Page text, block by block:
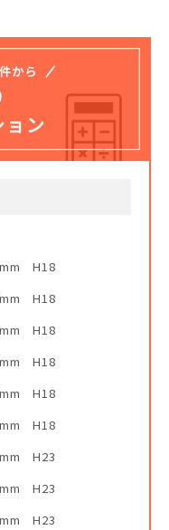
H18
H18
H18
H18
H18
H18
H23
H23
H23